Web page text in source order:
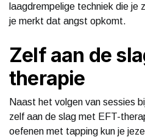
laagdrempelige techniek die je
je merkt dat angst opkomt.
Zelf aan de
therapie
Naast het volgen van sessies
zelf aan de slag met EFT-
oefenen met tapping kun je